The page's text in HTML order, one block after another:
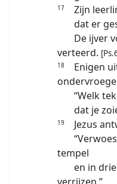
17
Zijn
dat er
De ijver
verteerd.
18
Enigen
“Welk
dat je
19
Jezus
tempel
en in